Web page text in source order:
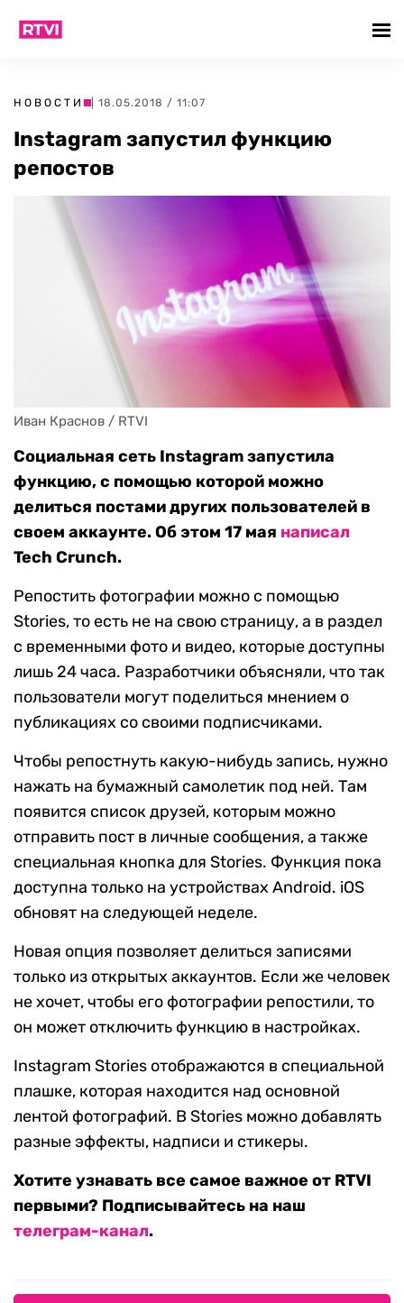
НОВОСТИ | 18.05.2018 / 11:07
Instagram запустил функцию
репостов
Иван Краснов / RTVI
Социальная сеть Instagram запустила
функцию, с помощью которой можно
делиться постами других пользователей в
своем аккаунте. Об этом 17 мая написал
Tech Crunch.
Репостить фотографии можно с помощью
Stories, то есть не на свою страницу, а в раздел
с временными фото и видео, которые доступны
лишь 24 часа. Разработчики объясняли, что так
пользователи могут поделиться мнением о
публикациях со своими подписчиками.
Чтобы репостнуть какую-нибудь запись, нужно
нажать на бумажный самолетик под ней. Там
появится список друзей, которым можно
отправить пост в личные сообщения, а также
специальная кнопка для Stories. Функция пока
доступна только на устройствах Android. iOS
обновят на следующей неделе.
Новая опция позволяет делиться записями
только из открытых аккаунтов. Если же человек
не хочет, чтобы его фотографии репостили, то
он может отключить функцию в настройках.
Instagram Stories отображаются в специальной
плашке, которая находится над основной
лентой фотографий. В Stories можно добавлять
разные эффекты, надписи и стикеры.
Хотите узнавать все самое важное от RTVI
первыми? Подписывайтесь на наш
телеграм-канал.